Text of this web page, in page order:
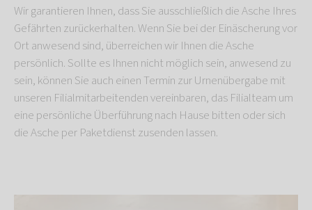
Wir garantieren Ihnen, dass Sie ausschließlich die Asche Ihres
Gefährten zurückerhalten. Wenn Sie bei der Einäscherung vor
Ort anwesend sind, überreichen wir Ihnen die Asche
persönlich. Sollte es Ihnen nicht möglich sein, anwesend zu
sein, können Sie auch einen Termin zur Urnenübergabe mit
unseren Filialmitarbeitenden vereinbaren, das Filialteam um
eine persönliche Überführung nach Hause bitten oder sich
die Asche per Paketdienst zusenden lassen.